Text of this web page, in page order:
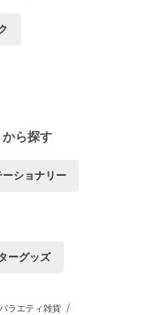
ら探す
ーショナリー
ーグッズ
ラエティ雑貨 /